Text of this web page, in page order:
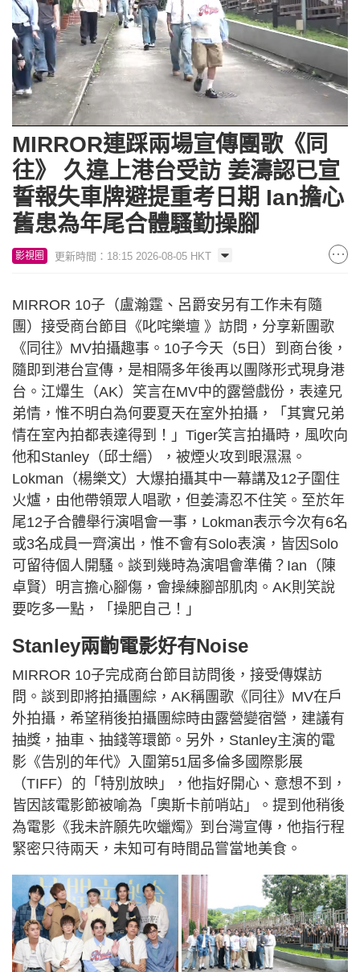
Unmute
4.43%
MIRROR連踩兩場宣傳團歌《同
往》 久違上港台受訪 姜濤認已宣
誓報失車牌避提重考日期 Ian擔心
舊患為年尾合體騷勤操腳
影視圈 更新時間：18:15 2026-08-05 HKT
MIRROR 10子（盧瀚霆、呂爵安另有工作未有隨
團）接受商台節目《叱咤樂壇 》訪問，分享新團歌
《同往》MV拍攝趣事。10子今天（5日）到商台後，
隨即到港台宣傳，是相隔多年後再以團隊形式現身港
台。江𤒹生（AK）笑言在MV中的露營戲份，表達兄
弟情，惟不明白為何要夏天在室外拍攝，「其實兄弟
情在室內拍都表達得到！」Tiger笑言拍攝時，風吹向
他和Stanley（邱士縉），被煙火攻到眼濕濕。
Lokman（楊樂文）大爆拍攝其中一幕講及12子圍住
火爐，由他帶領眾人唱歌，但姜濤忍不住笑。至於年
尾12子合體舉行演唱會一事，Lokman表示今次有6名
或3名成員一齊演出，惟不會有Solo表演，皆因Solo
可留待個人開騷。談到幾時為演唱會準備？Ian（陳
卓賢）明言擔心腳傷，會操練腳部肌肉。AK則笑說
要吃多一點，「操肥自己！」
Stanley兩齣電影好有Noise
MIRROR 10子完成商台節目訪問後，接受傳媒訪
問。談到即將拍攝團綜，AK稱團歌《同往》MV在戶
外拍攝，希望稍後拍攝團綜時由露營變宿營，建議有
抽獎，抽車、抽錢等環節。另外，Stanley主演的電
影《告別的年代》入圍第51屆多倫多國際影展
（TIFF）的「特別放映」，他指好開心、意想不到，
皆因該電影節被喻為「奧斯卡前哨站」。提到他稍後
為電影《我未許願先吹蠟燭》到台灣宣傳，他指行程
緊密只待兩天，未知可有時間品嘗當地美食。